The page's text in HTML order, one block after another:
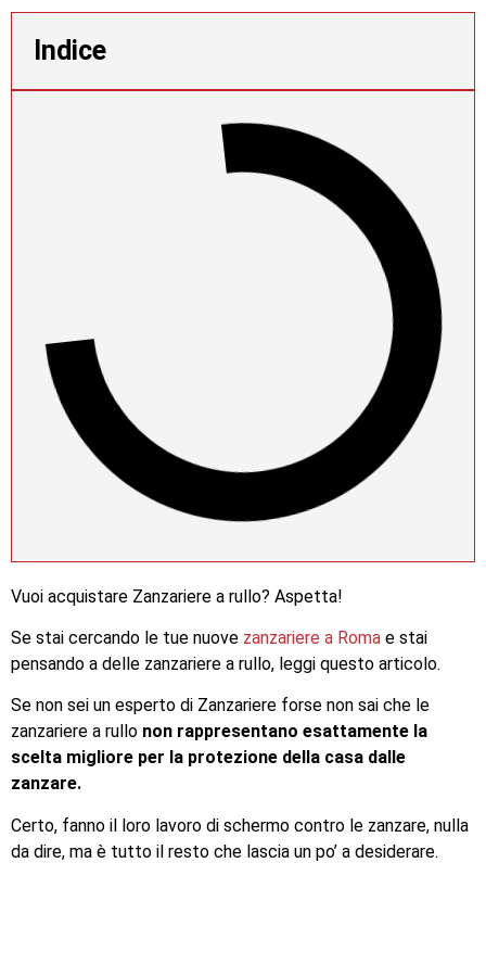
Indice
Vuoi acquistare Zanzariere a rullo? Aspetta!
Se stai cercando le tue nuove zanzariere a Roma e stai
pensando a delle zanzariere a rullo, leggi questo articolo.
Se non sei un esperto di Zanzariere forse non sai che le
zanzariere a rullo non rappresentano esattamente la
scelta migliore per la protezione della casa dalle
zanzare.
Certo, fanno il loro lavoro di schermo contro le zanzare, nulla
da dire, ma è tutto il resto che lascia un po’ a desiderare.